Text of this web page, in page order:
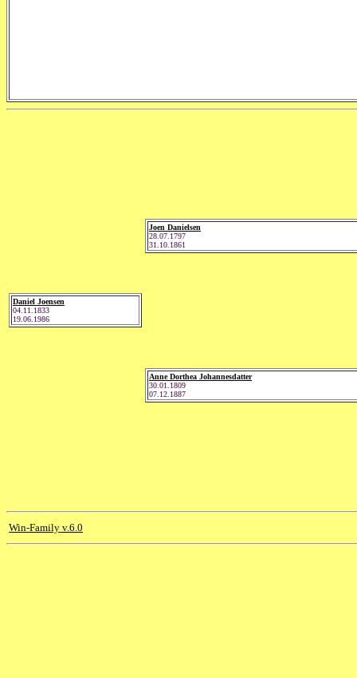
Daniel Joensen
04.11.1833
19.06.1986
Joen Danielsen
28.07.1797
31.10.1861
Anne Dorthea Johannesdatter
30.01.1809
07.12.1887
Win-Family v.6.0